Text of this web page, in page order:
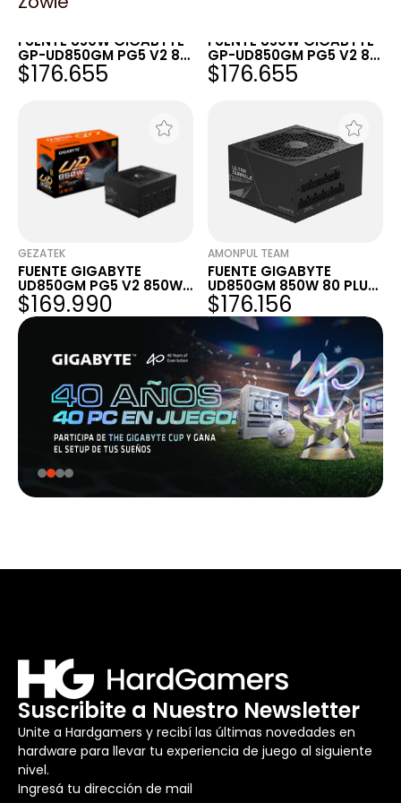
FUENTE 850W GIGABYTE
GP-UD850GM PG5 V2 80
PLUS GOLD FULL
MODULAR
$176.655
FUENTE 850W GIGABYTE
GP-UD850GM PG5 V2 80
PLUS GOLD FULL
MODULAR
$176.655
GEZATEK
FUENTE GIGABYTE
UD850GM PG5 V2 850W
80 PLUS GOLD ATX 3.1
PCIE 5.1 FULL MODULAR
$169.990
AMONPUL TEAM
FUENTE GIGABYTE
UD850GM 850W 80 PLUS
GOLD MODULAR PG5 V2
$176.156
Suscribite a Nuestro Newsletter
Unite a Hardgamers y recibí las últimas novedades en
hardware para llevar tu experiencia de juego al siguiente
nivel.